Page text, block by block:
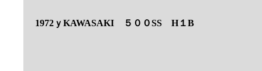
1972ｙKAWASAKI ５００SS H１B